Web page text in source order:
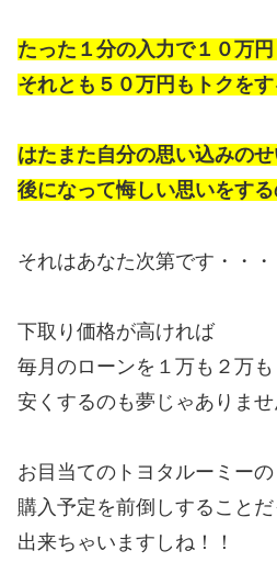
たった１分の入力で１０万円
それとも５０万円もトクをす
はたまた自分の思い込みの
後になって悔しい思いをする
それはあなた次第です・・・
下取り価格が高ければ
毎月のローンを１万も２万も
安くするのも夢じゃありませ
お目当てのトヨタルーミーの
購入予定を前倒しすることだ
出来ちゃいますしね！！